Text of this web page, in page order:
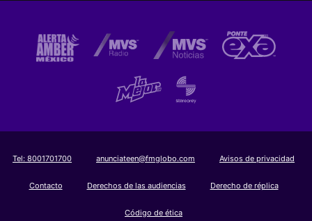
Tel: 8001701700 anunciateen@fmglobo.com Avisos de privacidad
Contacto Derechos de las audiencias Derecho de réplica
Código de ética